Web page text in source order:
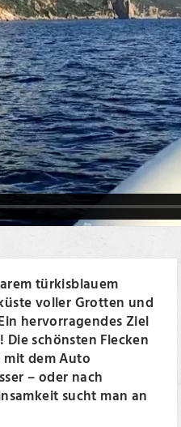
türkisblauem
voller Grotten und
hervorragendes Ziel
schönsten Flecken
dem Auto
– oder nach
sucht man an